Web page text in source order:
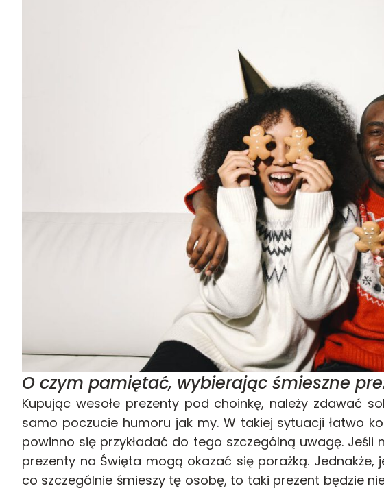
O czym pamiętać, wybierając śmieszne
Kupując wesołe prezenty pod choinkę, należy zdawać
samo poczucie humoru jak my. W takiej sytuacji łatwo
powinno się przykładać do tego szczególną uwagę. Jeśli
prezenty na Święta mogą okazać się porażką. Jednakże,
co szczególnie śmieszy tę osobę, to taki prezent będzie